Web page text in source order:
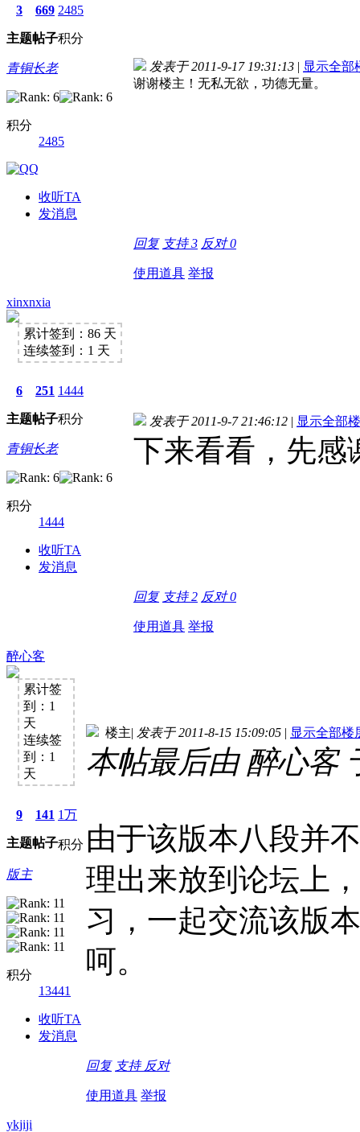
3
主题
669
帖子
2485
积分
青铜长老
积分
2485
收听TA
发消息
发表于 2011-9-17 19:31:13 | 显示全部
谢谢楼主！无私无欲，功德无量。
回复 支持3 反对0
使用道具 举报
xinxnxia
累计签到：86 天
连续签到：1 天
6
主题
251
帖子
1444
积分
青铜长老
积分
1444
收听TA
发消息
发表于 2011-9-7 21:46:12 | 显示全部
下来看看，先感
回复 支持2 反对0
使用道具 举报
醉心客
累计签
到：1
天
连续签
到：1
天
9
主题
141
帖子
1万
积分
版主
积分
13441
收听TA
发消息
楼主| 发表于 2011-8-15 15:09:05 | 显示全部楼
本帖最后由 醉心客
由于该版本八段并
理出来放到论坛上
习，一起交流该版
呵。
回复 支持 反对
使用道具 举报
ykjiji